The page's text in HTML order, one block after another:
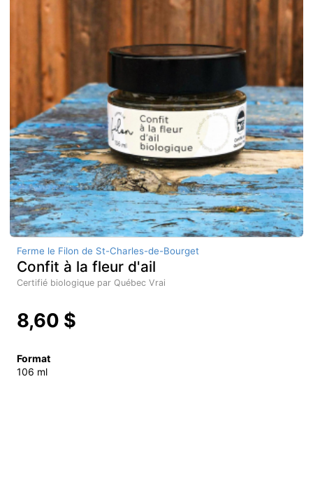
Ferme le Filon de St-Charles-de-Bourget
Confit à la fleur d'ail
Certifié biologique par Québec Vrai
8,60 $
Format
106 ml